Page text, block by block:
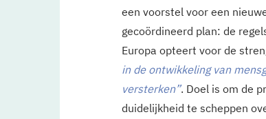
een voorstel voor een
gecoördineerd plan: de
Europa opteert voor de
in de ontwikkeling van
versterken”. Doel is om de
duidelijkheid te scheppen